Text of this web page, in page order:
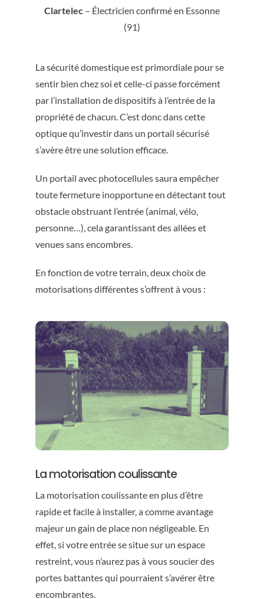
Clartelec – Électricien confirmé en Essonne
(91)
La sécurité domestique est primordiale pour se
sentir bien chez soi et celle-ci passe forcément
par l’installation de dispositifs à l’entrée de la
propriété de chacun. C’est donc dans cette
optique qu’investir dans un portail sécurisé
s’avère être une solution efficace.
Un portail avec photocellules saura empêcher
toute fermeture inopportune en détectant tout
obstacle obstruant l’entrée (animal, vélo,
personne…), cela garantissant des allées et
venues sans encombres.
En fonction de votre terrain, deux choix de
motorisations différentes s’offrent à vous :
La motorisation coulissante
La motorisation coulissante en plus d’être
rapide et facile à installer, a comme avantage
majeur un gain de place non négligeable. En
effet, si votre entrée se situe sur un espace
restreint, vous n’aurez pas à vous soucier des
portes battantes qui pourraient s’avérer être
encombrantes.